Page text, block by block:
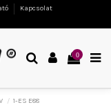
Kapcsolat
0
1-ES E88